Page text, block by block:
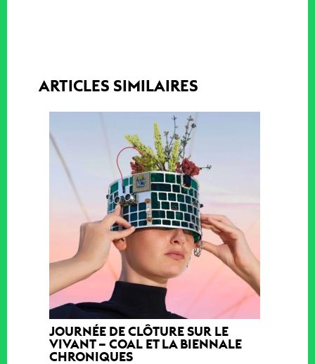
ARTICLES SIMILAIRES
JOURNÉE DE CLÔTURE SUR LE
VIVANT – COAL ET LA BIENNALE
CHRONIQUES